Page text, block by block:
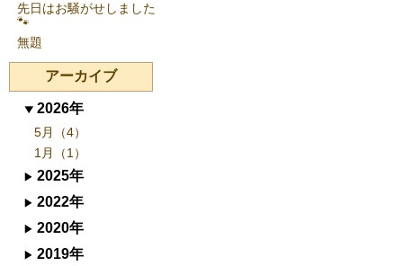
先日はお騒がせしました
🐾
無題
アーカイブ
2026年
5月（4）
1月（1）
2025年
2022年
2020年
2019年